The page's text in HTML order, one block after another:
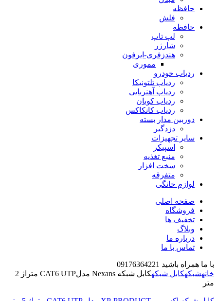
حافظه
فلش
حافظه
لپ تاپ
شارژر
هندزفری-ایرفون
مموری
ردیاب خودرو
ردیاب تلتونیکا
ردیاب آهنربایی
ردیاب کوبان
ردیاب کانکاکس
دوربین مدار بسته
دزدگیر
سایر تجهیزات
اسپیکر
منبع تغذیه
سخت افزار
متفرقه
لوازم خانگی
صفحه اصلی
فروشگاه
تخفیف ها
وبلاگ
درباره ما
تماس با ما
با ما همراه باشید 09176364221
خانهشبکهکابل شبکه
کابل شبکه Nexans مدلCAT6 UTP متراژ 2
متر